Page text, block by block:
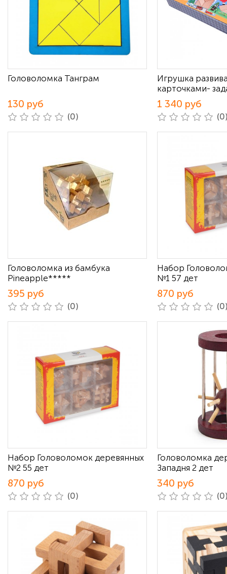
Головоломка Танграм
130 руб
(0)
Игрушка
карточками-
1 340 руб
Головоломка из бамбука
Pineapple*****
395 руб
(0)
Набор
№1 57 дет
870 руб
Набор Головоломок деревянных
№2 55 дет
870 руб
(0)
Головоломка
Западня 2 дет
340 руб